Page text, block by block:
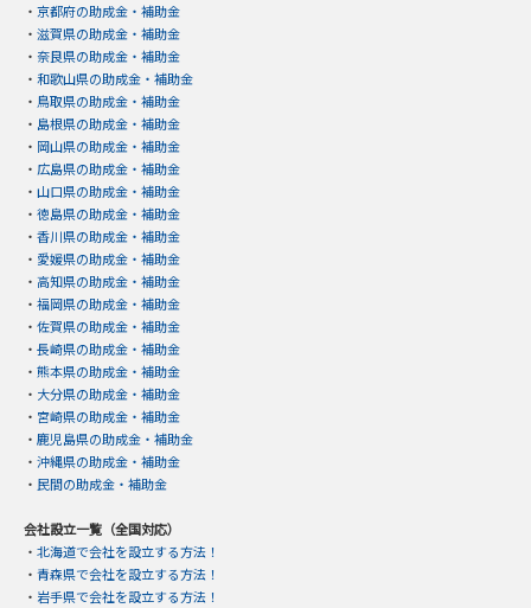
・ 京都府の助成金・補助金
・ 滋賀県の助成金・補助金
・ 奈良県の助成金・補助金
・ 和歌山県の助成金・補助金
・ 鳥取県の助成金・補助金
・ 島根県の助成金・補助金
・ 岡山県の助成金・補助金
・ 広島県の助成金・補助金
・ 山口県の助成金・補助金
・ 徳島県の助成金・補助金
・ 香川県の助成金・補助金
・ 愛媛県の助成金・補助金
・ 高知県の助成金・補助金
・ 福岡県の助成金・補助金
・ 佐賀県の助成金・補助金
・ 長崎県の助成金・補助金
・ 熊本県の助成金・補助金
・ 大分県の助成金・補助金
・ 宮崎県の助成金・補助金
・ 鹿児島県の助成金・補助金
・ 沖縄県の助成金・補助金
・ 民間の助成金・補助金
会社設立一覧（全国対応）
・ 北海道で会社を設立する方法！
・ 青森県で会社を設立する方法！
・ 岩手県で会社を設立する方法！